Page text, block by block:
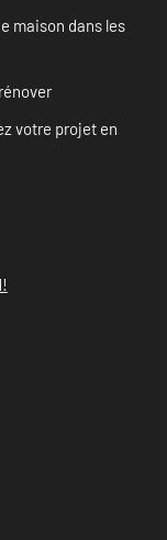
maison dans les
votre projet en